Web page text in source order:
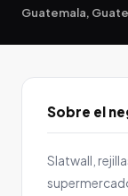
Guatemala,
Sobre el
Slatwall,